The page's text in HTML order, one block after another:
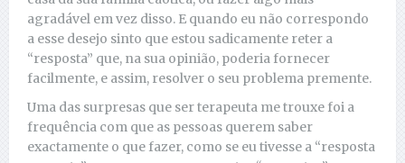
agradável em vez disso. E quando eu não correspondo
a esse desejo sinto que estou sadicamente reter a
“resposta” que, na sua opinião, poderia fornecer
facilmente, e assim, resolver o seu problema premente.
Uma das surpresas que ser terapeuta me trouxe foi a
frequência com que as pessoas querem saber
exactamente o que fazer, como se eu tivesse a “resposta